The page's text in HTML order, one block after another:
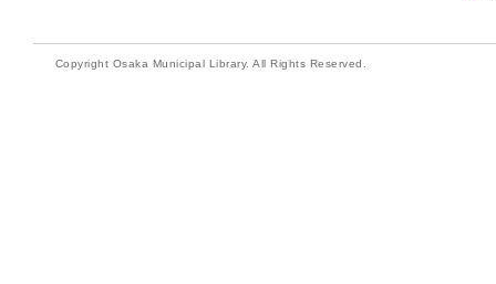
Copyright Osaka Municipal Library. All Rights Reserved.